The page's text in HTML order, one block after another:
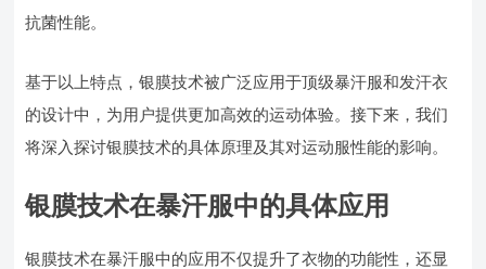
抗菌性能。
基于以上特点，银膜技术被广泛应用于顶级暴汗服和发汗衣
的设计中，为用户提供更加高效的运动体验。接下来，我们
将深入探讨银膜技术的具体原理及其对运动服性能的影响。
银膜技术在暴汗服中的具体应用
银膜技术在暴汗服中的应用不仅提升了衣物的功能性，还显